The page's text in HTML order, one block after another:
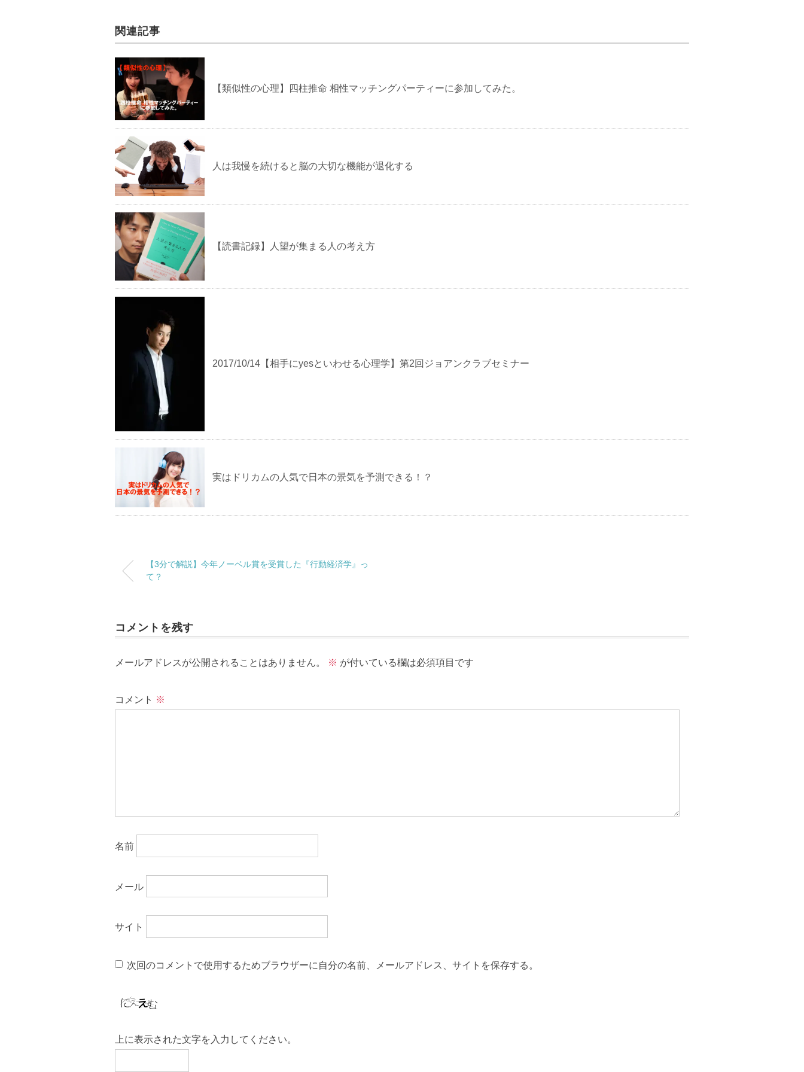
k
関連記事
【類似性の心理】四柱推命 相性マッチングパーティーに参加してみた。
人は我慢を続けると脳の大切な機能が退化する
【読書記録】人望が集まる人の考え方
2017/10/14【相手にyesといわせる心理学】第2回ジョアンクラブセミナー
実はドリカムの人気で日本の景気を予測できる！？
【3分で解説】今年ノーベル賞を受賞した『行動経済学』っ
て？
コメントを残す
メールアドレスが公開されることはありません。 ※ が付いている欄は必須項目です
コメント ※
名前
メール
サイト
次回のコメントで使用するためブラウザーに自分の名前、メールアドレス、サイトを保存する。
上に表示された文字を入力してください。